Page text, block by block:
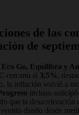
de las
de
Eco Go, Equilibra y
cercano al 3,5%,
la inflación volvió a
incluso
que la desaceleración
dando desde